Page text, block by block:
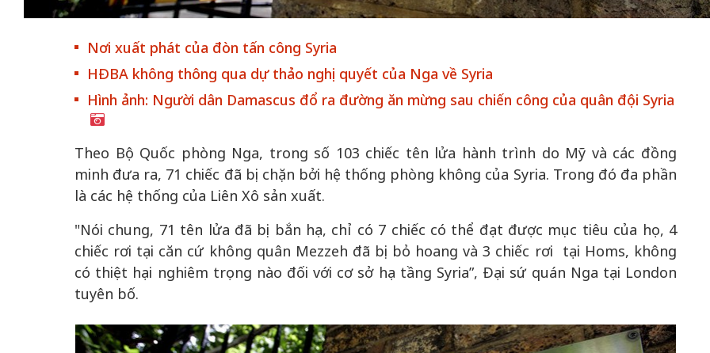
Nơi xuất phát của đòn tấn công Syria
HĐBA không thông qua dự thảo nghị quyết của Nga về Syria
Hình ảnh: Người dân Damascus đổ ra đường ăn mừng sau chiến công của quân đội Syria
Theo Bộ Quốc phòng Nga, trong số 103 chiếc tên lửa hành trình do Mỹ và các đồng
minh đưa ra, 71 chiếc đã bị chặn bởi hệ thống phòng không của Syria. Trong đó đa phần
là các hệ thống của Liên Xô sản xuất.
"Nói chung, 71 tên lửa đã bị bắn hạ, chỉ có 7 chiếc có thể đạt được mục tiêu của họ, 4
chiếc rơi tại căn cứ không quân Mezzeh đã bị bỏ hoang và 3 chiếc rơi tại Homs, không
có thiệt hại nghiêm trọng nào đối với cơ sở hạ tầng Syria”, Đại sứ quán Nga tại London
tuyên bố.
Hà Nội vững bước vào
không gian phát triển
mới - Kỳ 5: Thủ đô qua
lăng kính số hóa
50 năm Việt Nam gia
nhập UNESCO: Khơi
nguồn nội lực văn hóa,
định hình vị thế kiến
tạo | Kỳ 4: Sáng kiến
làm nên diện mạo mới
50 năm Việt Nam gia
nguồn nội lực văn hóa,
định hình vị thế kiến
tạo | Kỳ 3: Hội nhập
quốc tế bằng bản lĩnh
50 năm Việt
nhập
định hình vị
tạo | Kỳ 1:
hòa bình thể
quyết định